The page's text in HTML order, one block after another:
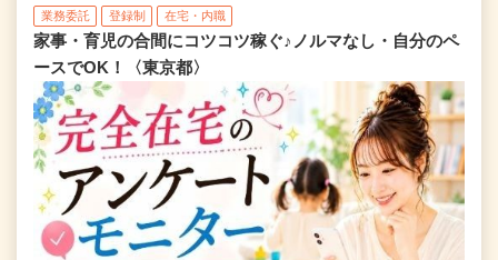
業務委託 登録制 在宅・内職
家事・育児の合間にコツコツ稼ぐ♪ノルマなし・自分のペ
ースでOK！〈東京都〉